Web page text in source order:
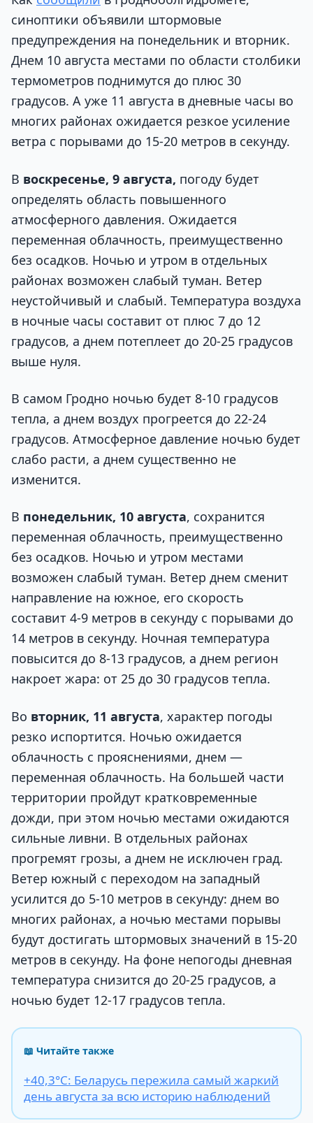
синоптики объявили штормовые
предупреждения на понедельник и вторник.
Днем 10 августа местами по области столбики
термометров поднимутся до плюс 30
градусов. А уже 11 августа в дневные часы во
многих районах ожидается резкое усиление
ветра с порывами до 15-20 метров в секунду.
В воскресенье, 9 августа, погоду будет
определять область повышенного
атмосферного давления. Ожидается
переменная облачность, преимущественно
без осадков. Ночью и утром в отдельных
районах возможен слабый туман. Ветер
неустойчивый и слабый. Температура воздуха
в ночные часы составит от плюс 7 до 12
градусов, а днем потеплеет до 20-25 градусов
выше нуля.
В самом Гродно ночью будет 8-10 градусов
тепла, а днем воздух прогреется до 22-24
градусов. Атмосферное давление ночью будет
слабо расти, а днем существенно не
изменится.
В понедельник, 10 августа, сохранится
переменная облачность, преимущественно
без осадков. Ночью и утром местами
возможен слабый туман. Ветер днем сменит
направление на южное, его скорость
составит 4-9 метров в секунду с порывами до
14 метров в секунду. Ночная температура
повысится до 8-13 градусов, а днем регион
накроет жара: от 25 до 30 градусов тепла.
Во вторник, 11 августа, характер погоды
резко испортится. Ночью ожидается
облачность с прояснениями, днем —
переменная облачность. На большей части
территории пройдут кратковременные
дожди, при этом ночью местами ожидаются
сильные ливни. В отдельных районах
прогремят грозы, а днем не исключен град.
Ветер южный с переходом на западный
усилится до 5-10 метров в секунду: днем во
многих районах, а ночью местами порывы
будут достигать штормовых значений в 15-20
метров в секунду. На фоне непогоды дневная
температура снизится до 20-25 градусов, а
ночью будет 12-17 градусов тепла.
📖 Читайте также
+40,3°С: Беларусь пережила самый жаркий
день августа за всю историю наблюдений